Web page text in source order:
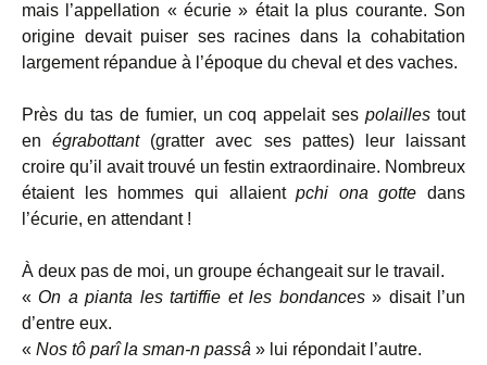
mais l’appellation « écurie » était la plus courante. Son
origine devait puiser ses racines dans la cohabitation
largement répandue à l’époque du cheval et des vaches.
Près du tas de fumier, un coq appelait sespolailles tout
enégrabottant(gratter avec ses pattes) leur laissant
croire qu’il avait trouvé un festin extraordinaire. Nombreux
étaient les hommes qui allaientpchi ona gotte dans
l’écurie, en attendant !
À deux pas de moi, un groupe échangeait sur le travail.
«On a pianta les tartiffie et les bondances» disait l’un
d’entre eux.
« Nos tô parî la sman-n passâ » lui répondait l’autre.